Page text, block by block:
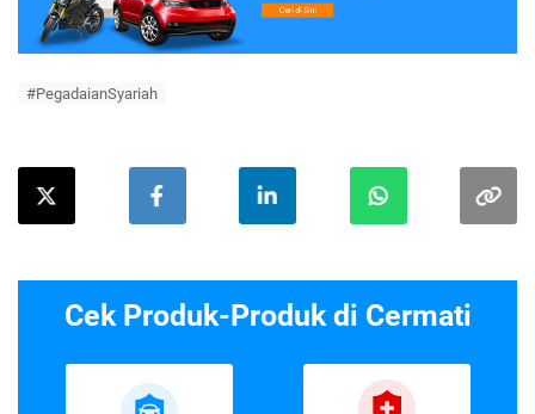
#PegadaianSyariah
Cek Produk-Produk di Cermati